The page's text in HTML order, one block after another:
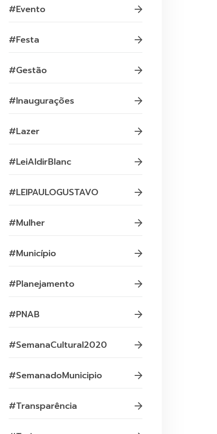
#Evento
#Festa
#Gestão
#Inaugurações
#Lazer
#LeiAldirBlanc
#LEIPAULOGUSTAVO
#Mulher
#Município
#Planejamento
#PNAB
#SemanaCultural2020
#SemanadoMunicipio
#Transparência